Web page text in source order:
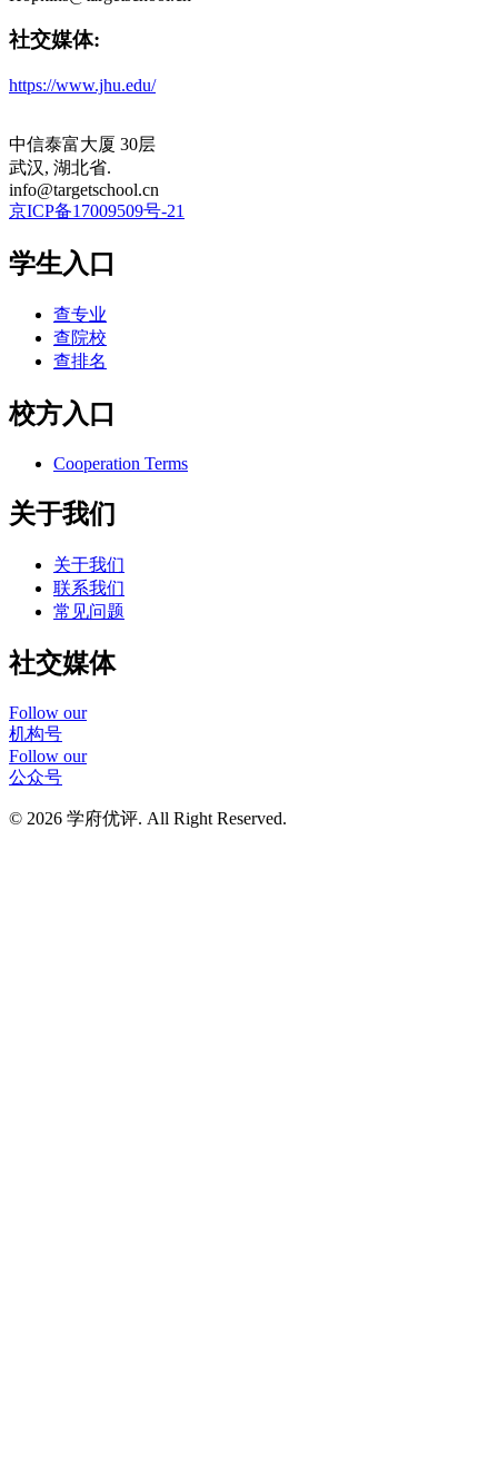
社交媒体:
https://www.jhu.edu/
中信泰富大厦 30层
武汉, 湖北省.
info@targetschool.cn
京ICP备17009509号-21
学生入口
查专业
查院校
查排名
校方入口
Cooperation Terms
关于我们
关于我们
联系我们
常见问题
社交媒体
Follow our
机构号
Follow our
公众号
© 2026 学府优评. All Right Reserved.